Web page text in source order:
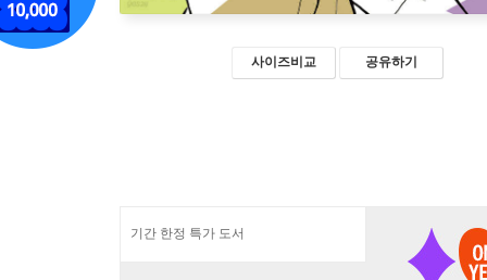
사이즈비교 공유하기
기간 한정 특가 도서